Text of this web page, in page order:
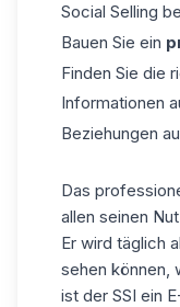
Social Selling
Bauen Sie ein
Finden Sie die
Informationen
Beziehungen
Das
allen seinen
Er wird täglich
sehen können,
ist der SSI ein